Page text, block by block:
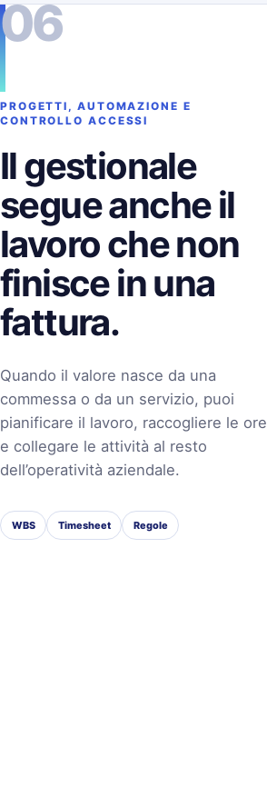
06
PROGETTI, AUTOMAZIONE E
CONTROLLO ACCESSI
Il gestionale
segue anche il
lavoro che non
finisce in una
fattura.
Quando il valore nasce da una
commessa o da un servizio, puoi
pianificare il lavoro, raccogliere le ore
e collegare le attività al resto
dell’operatività aziendale.
WBS Timesheet Regole